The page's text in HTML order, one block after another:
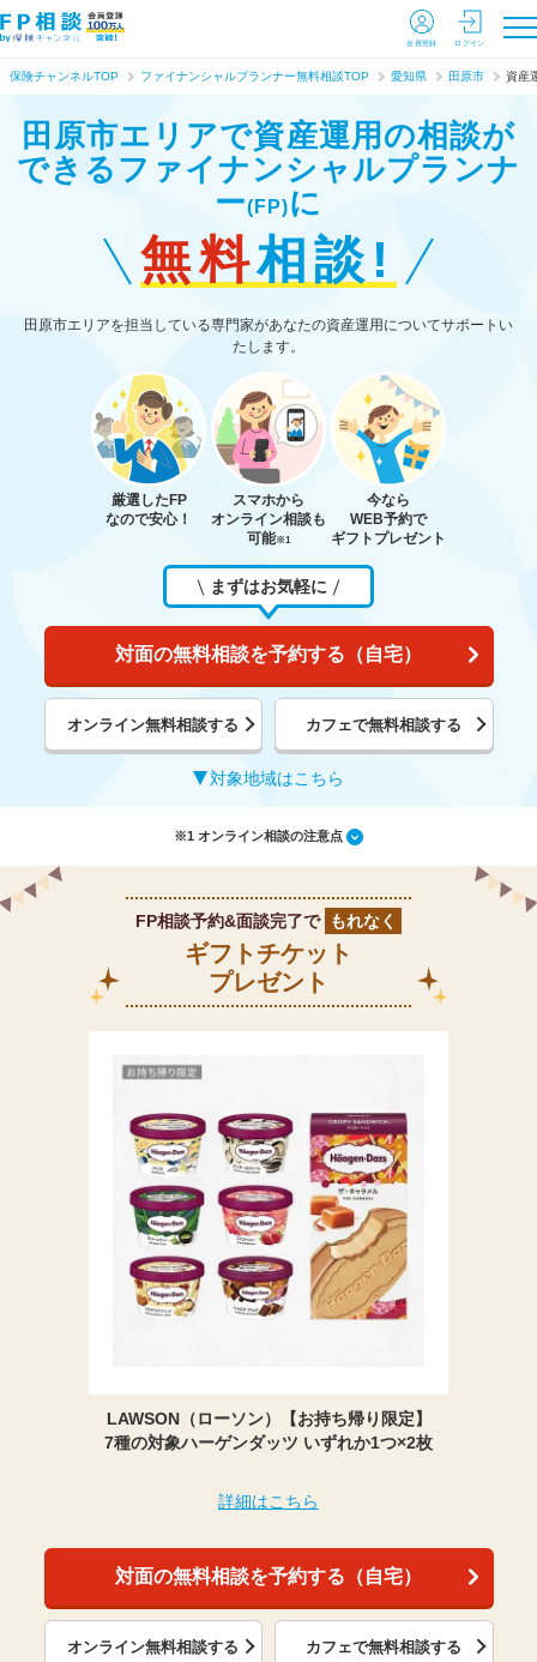
会員登録 ログイン
保険チャンネルTOP ファイナンシャルプランナー無料相談TOP 愛知県 田原市 資産
田原市エリアで資産運用の相談が
できる ファイナンシャルプランナ
ー(FP)に
無料相談!
田原市エリアを担当している専門家があなたの資産運用についてサポートい
たします。
厳選したFP
なので安心！
スマホから
オンライン相談も
可能※1
今なら
WEB予約で
ギフトプレゼント
まずはお気軽に
対面の無料相談を予約する（自宅）
オンライン無料相談する カフェで無料相談する
対象地域はこちら
※1 オンライン相談の注意点
FP相談予約&面談完了で もれなく
ギフトチケット
プレゼント
LAWSON（ローソン）【お持ち帰り限定】
7種の対象ハーゲンダッツ いずれか1つ×2枚
詳細はこちら
対面の無料相談を予約する（自宅）
オンライン無料相談する カフェで無料相談する